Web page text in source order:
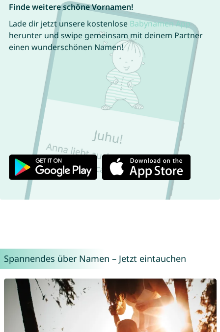
Finde weitere schöne Vornamen!
Lade dir jetzt unsere kostenlose Babynamen App
herunter und swipe gemeinsam mit deinem Partner
einen wunderschönen Namen!
Spannendes über Namen – Jetzt eintauchen